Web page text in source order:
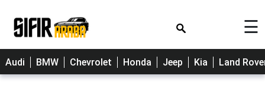
Cherry
Citroen
☰
Audi BMW Chevrolet Honda Jeep Kia Land